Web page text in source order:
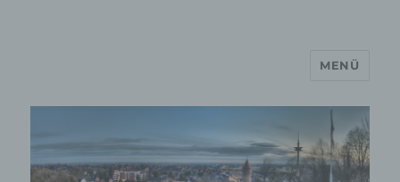
MP Mario Porten Beratung
Training Coaching
MENÜ